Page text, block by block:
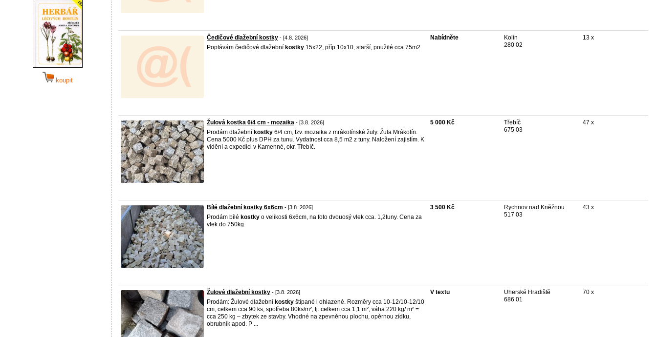
koupit
Čedičové dlažební kostky - [4.8. 2026]
Poptávám čedičové dlažební kostky 15x22, příp 10x10, starší, použité cca 75m2
Nabídněte
Kolín
280 02
13 x
Žulová kostka 6/4 cm - mozaika - [3.8. 2026]
Prodám dlažební kostky 6/4 cm, tzv. mozaika z mrákotínské žuly. Žula Mrákotín.
Cena 5000 Kč plus DPH za tunu. Vydatnost cca 8,5 m2 z tuny. Naložení zajistím. K
vidění a expedici v Kamenné, okr. Třebíč.
5 000 Kč
Třebíč
675 03
47 x
Bílé dlažební kostky 6x6cm - [3.8. 2026]
Prodám bílé kostky o velikosti 6x6cm, na foto dvouosý vlek cca. 1,2tuny. Cena za
vlek do 750kg.
3 500 Kč
Rychnov nad Kněžnou
517 03
43 x
Žulové dlažební kostky - [3.8. 2026]
Prodám: Žulové dlažební kostky štípané i ohlazené. Rozměry cca 10-12/10-12/10
cm, celkem cca 90 ks, spotřeba 80ks/m², tj. celkem cca 1,1 m², váha 220 kg/ m² =
cca 250 kg – zbytek ze stavby. Vhodné na zpevněnou plochu, opěrnou zídku,
obrubník apod. P ...
V textu
Uherské Hradiště
686 01
70 x